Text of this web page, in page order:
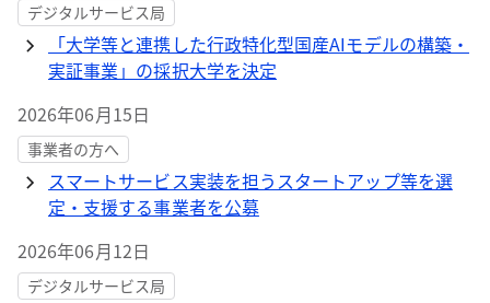
デジタルサービス局
「大学等と連携した行政特化型国産AIモデルの構築・
実証事業」の採択大学を決定
2026年06月15日
事業者の方へ
スマートサービス実装を担うスタートアップ等を選
定・支援する事業者を公募
2026年06月12日
デジタルサービス局